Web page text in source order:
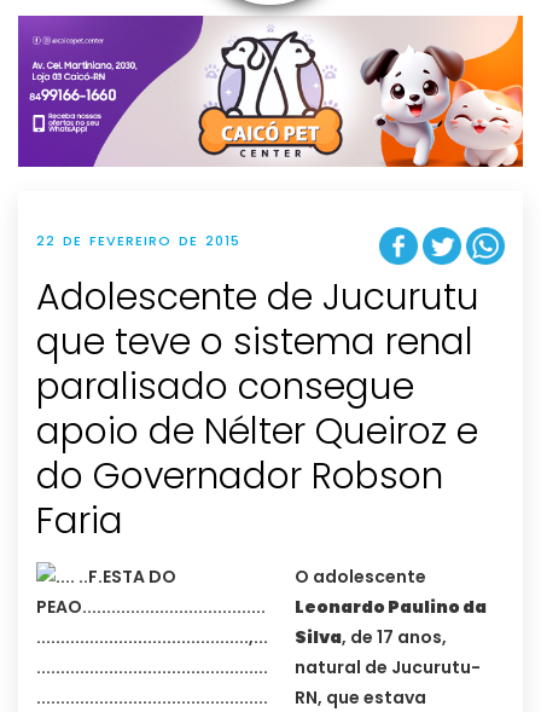
v
g
t
i
o
n
22 DE FEVEREIRO DE 2015
Adolescente de Jucurutu
que teve o sistema renal
paralisado consegue
apoio de Nélter Queiroz e
do Governador Robson
Faria
O adolescente
Leonardo Paulino da
Silva, de 17 anos,
natural de Jucurutu-
RN, que estava